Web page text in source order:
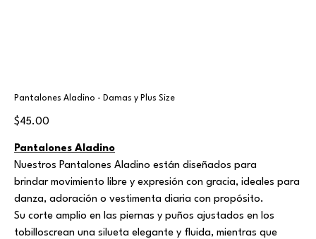
Pantalones Aladino - Damas y Plus Size
Price
$45.00
Pantalones Aladino
Nuestros Pantalones Aladino están diseñados para
brindar movimiento libre y expresión con gracia, ideales para
danza, adoración o vestimenta diaria con propósito.
Su corte amplio en las piernas y puños ajustados en los
tobilloscrean una silueta elegante y fluida, mientras que